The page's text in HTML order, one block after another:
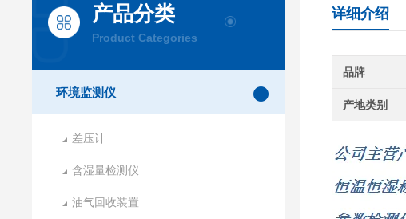
产品分类
Product Categories
环境监测仪
差压计
含湿量检测仪
油气回收装置
详细介绍
品牌
产地类别